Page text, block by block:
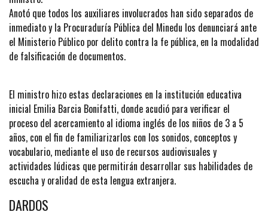
Anotó que todos los auxiliares involucrados han sido separados de
inmediato y la Procuraduría Pública del Minedu los denunciará ante
el Ministerio Público por delito contra la fe pública, en la modalidad
de falsificación de documentos.
El ministro hizo estas declaraciones en la institución educativa
inicial Emilia Barcia Bonifatti, donde acudió para verificar el
proceso del acercamiento al idioma inglés de los niños de 3 a 5
años, con el fin de familiarizarlos con los sonidos, conceptos y
vocabulario, mediante el uso de recursos audiovisuales y
actividades lúdicas que permitirán desarrollar sus habilidades de
escucha y oralidad de esta lengua extranjera.
DARDOS